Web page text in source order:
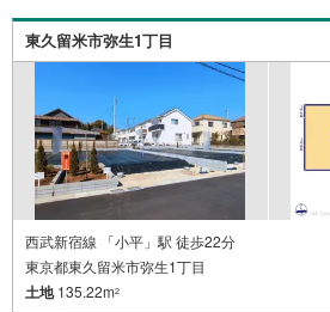
東久留米市弥生1丁目
西武新宿線 「小平」駅 徒歩22分
東京都東久留米市弥生1丁目
土地135.22m2